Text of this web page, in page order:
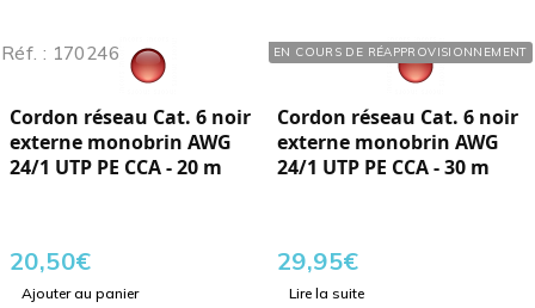
Réf. : 170246
Cordon réseau Cat. 6 noir
externe monobrin AWG
24/1 UTP PE CCA - 20 m
20,50€
Ajouter au panier
EN COURS DE RÉAPPROVISIONNEMENT
Réf. : 170247
Cordon réseau Cat. 6 noir
externe monobrin AWG
24/1 UTP PE CCA - 30 m
29,95€
Lire la suite